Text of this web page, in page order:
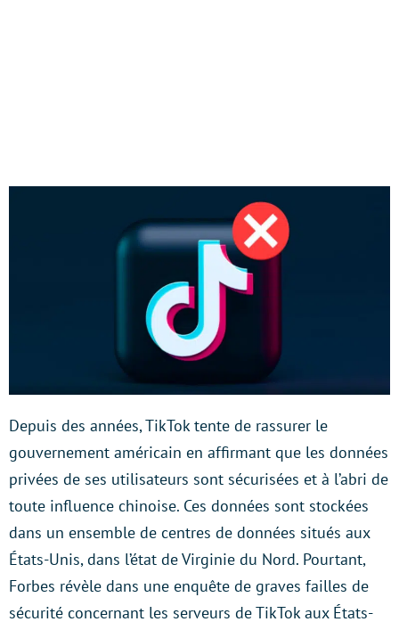
Depuis des années, TikTok tente de rassurer le
gouvernement américain en affirmant que les données
privées de ses utilisateurs sont sécurisées et à l’abri de
toute influence chinoise. Ces données sont stockées
dans un ensemble de centres de données situés aux
États-Unis, dans l’état de Virginie du Nord. Pourtant,
Forbes révèle dans une enquête de graves failles de
sécurité concernant les serveurs de TikTok aux États-